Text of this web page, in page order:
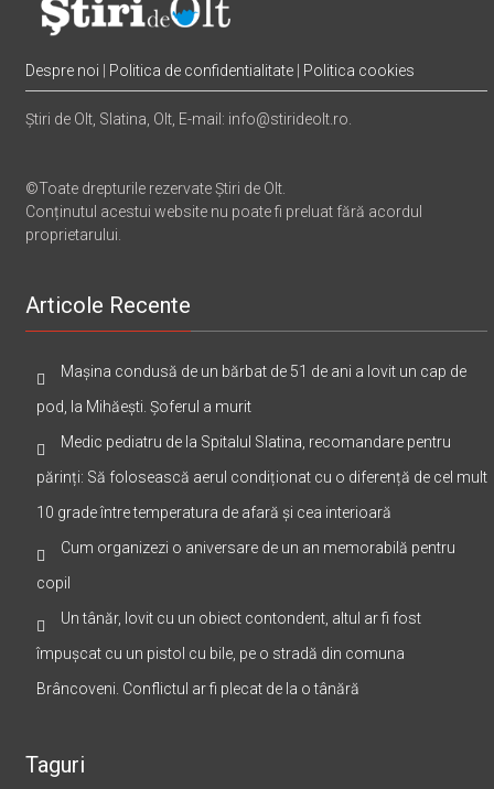
Despre noi Politica de confidentialitate Politica cookies
Știri de Olt, Slatina, Olt, E-mail: info@stirideolt.ro.
©Toate drepturile rezervate Știri de Olt.
Conținutul acestui website nu poate fi preluat fără acordul
proprietarului.
Articole Recente
Mașina condusă de un bărbat de 51 de ani a lovit un cap de
pod, la Mihăești. Șoferul a murit
Medic pediatru de la Spitalul Slatina, recomandare pentru
părinți: Să folosească aerul condiționat cu o diferență de cel mult
10 grade între temperatura de afară și cea interioară
Cum organizezi o aniversare de un an memorabilă pentru
copil
Un tânăr, lovit cu un obiect contondent, altul ar fi fost
împușcat cu un pistol cu bile, pe o stradă din comuna
Brâncoveni. Conflictul ar fi plecat de la o tânără
Taguri